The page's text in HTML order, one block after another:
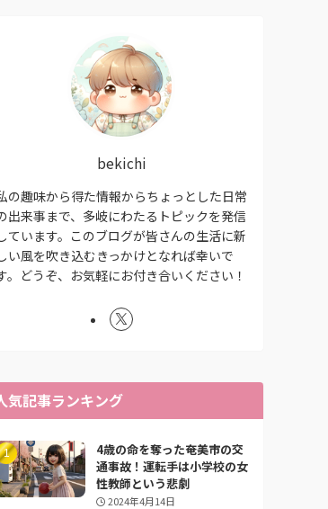
bekichi
の趣味から得た情報からちょっとした日常
出来事まで、多岐にわたるトピックを発信
ています。このブログが皆さんの生活に新
い風を吹き込むきっかけとなれば幸いで
。どうぞ、お気軽にお付き合いください！
気記事ランキング
4歳の命を奪った奄美市の交
通事故！運転手は小学校の女
性教師という悲劇
2024年4月14日